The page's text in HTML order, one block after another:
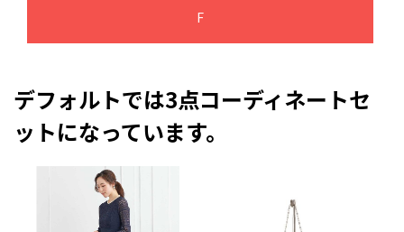
F
デフォルトでは3点コーディネートセ
ットになっています。